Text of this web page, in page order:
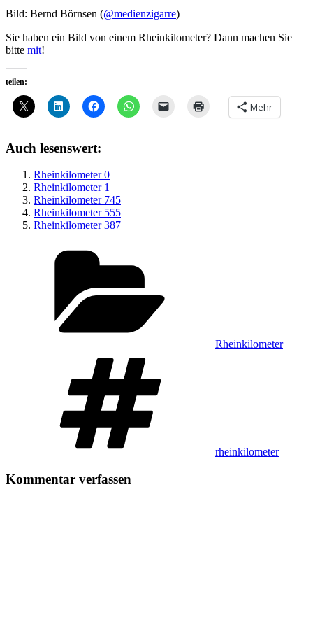
Bild: Bernd Börnsen (@medienzigarre)
Sie haben ein Bild von einem Rheinkilometer? Dann machen Sie
bitte mit!
teilen:
Mehr
Auch lesenswert:
Rheinkilometer 0
Rheinkilometer 1
Rheinkilometer 745
Rheinkilometer 555
Rheinkilometer 387
Rheinkilometer
rheinkilometer
Kommentar verfassen